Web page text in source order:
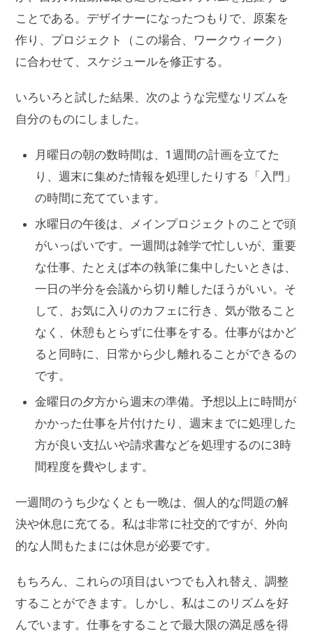
ことである。デザイナーになったつもりで、原案を
作り、プロジェクト（この場合、ワークウィーク）
に合わせて、スケジュールを修正する。
いろいろと試した結果、次のような完璧なリズムを
自分のものにしました。
月曜日の朝の数時間は、1週間の計画を立てた
り、週末に集めた情報を処理したりする「入門」
の時間に充てています。
水曜日の午後は、メインプロジェクトのことで頭
がいっぱいです。一週間は雑学で忙しいが、重要
な仕事、たとえば本の執筆に集中したいときは、
一日の半分を会議から切り離したほうがいい。そ
して、お気に入りのカフェに行き、気が散ること
なく、休憩もとらずに仕事をする。仕事がはかど
ると同時に、日常から少し離れることができるの
です。
金曜日の夕方から週末の準備。予想以上に時間が
かかった仕事を片付けたり、週末までに処理した
方が良い支払いや請求書などを処理するのに3時
間程度を費やします。
一週間のうち少なくとも一晩は、個人的な問題の解
決や休息に充てる。私は非常に社交的ですが、外向
的な人間もたまには休息が必要です。
もちろん、これらの項目はいつでも入れ替え、調整
することができます。しかし、私はこのリズムを好
んでいます。仕事をすることで最大限の満足感を得